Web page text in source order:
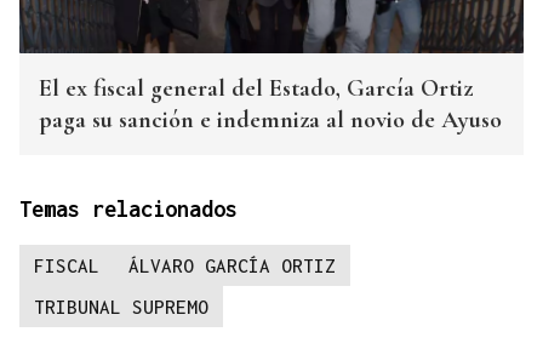
El ex fiscal general del Estado, García Ortiz
paga su sanción e indemniza al novio de Ayuso
Temas relacionados
FISCAL
ÁLVARO GARCÍA ORTIZ
TRIBUNAL SUPREMO